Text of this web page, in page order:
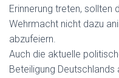
Erinnerung treten, sollten
Wehrmacht nicht dazu
abzufeiern.
Auch die aktuelle
Beteiligung Deutschlands